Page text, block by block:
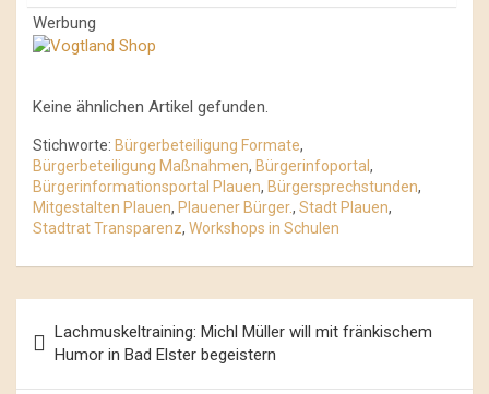
Werbung
Keine ähnlichen Artikel gefunden.
Stichworte: Bürgerbeteiligung Formate,
Bürgerbeteiligung Maßnahmen, Bürgerinfoportal,
Bürgerinformationsportal Plauen, Bürgersprechstunden,
Mitgestalten Plauen, Plauener Bürger., Stadt Plauen,
Stadtrat Transparenz, Workshops in Schulen
Navigation
Lachmuskeltraining: Michl Müller will mit fränkischem
Humor in Bad Elster begeistern